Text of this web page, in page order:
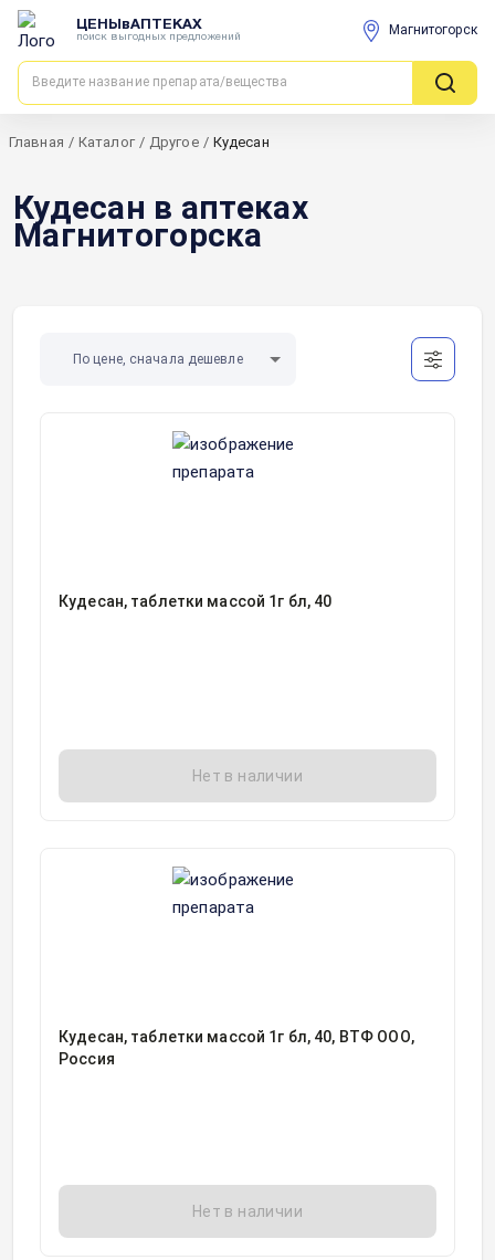
ЦЕНЫвАПТЕКАХ
поиск выгодных предложений Магнитогорск
Главная / Каталог / Другое / Кудесан
Кудесан в аптеках
Магнитогорска
По цене, сначала дешевле
Кудесан, таблетки массой 1г бл, 40
Нет в наличии
Кудесан, таблетки массой 1г бл, 40, ВТФ ООО,
Россия
Нет в наличии